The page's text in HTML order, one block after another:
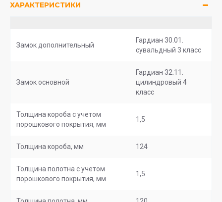
ХАРАКТЕРИСТИКИ
Замок дополнительный
Гардиан 30.01.
сувальдный 3 класс
Замок основной
Гардиан 32.11.
цилиндровый 4
класс
Толщина короба с учетом
порошкового покрытия, мм
1,5
Толщина короба, мм 124
Толщина полотна с учетом
порошкового покрытия, мм
1,5